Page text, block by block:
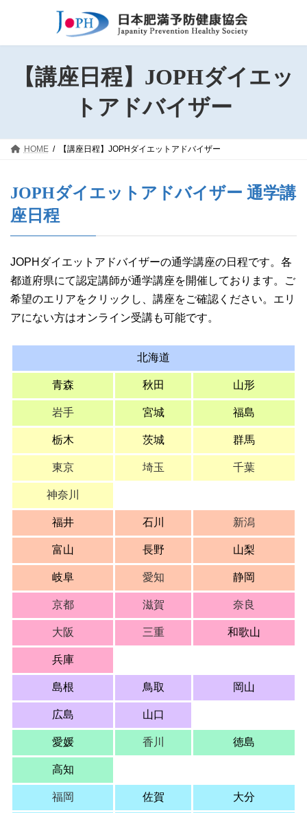
ン
ー
【講座日程】JOPHダイエッ
トアドバイザー
HOME 【講座日程】JOPHダイエットアドバイザー
JOPHダイエットアドバイザー 通学講
座日程
JOPHダイエットアドバイザーの通学講座の日程です。各
都道府県にて認定講師が通学講座を開催しております。ご
希望のエリアをクリックし、講座をご確認ください。エリ
アにない方はオンライン受講も可能です。
北海道
青森 秋田 山形
岩手 宮城 福島
栃木 茨城 群馬
東京 埼玉 千葉
神奈川
福井 石川 新潟
富山 長野 山梨
岐阜 愛知 静岡
京都 滋賀 奈良
大阪 三重 和歌山
兵庫
島根 鳥取 岡山
広島 山口
愛媛 香川 徳島
高知
福岡 佐賀 大分